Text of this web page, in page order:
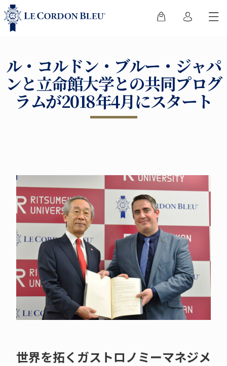
ル・コルドン・ブルー・ジャパ
ンと立命館大学との共同プログ
ラムが2018年4月にスタート
世界を拓くガストロノミーマネジメ